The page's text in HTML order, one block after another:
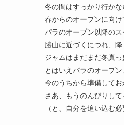
冬の間はすっかり行かな
春からのオープンに向
パラのオープン以降の
勝山に近づくにつれ、
ジャムはまだまだ冬真
とはいえパラのオープン
今のうちから準備してお
さあ、もうのんびりし
（と、自分を追い込む